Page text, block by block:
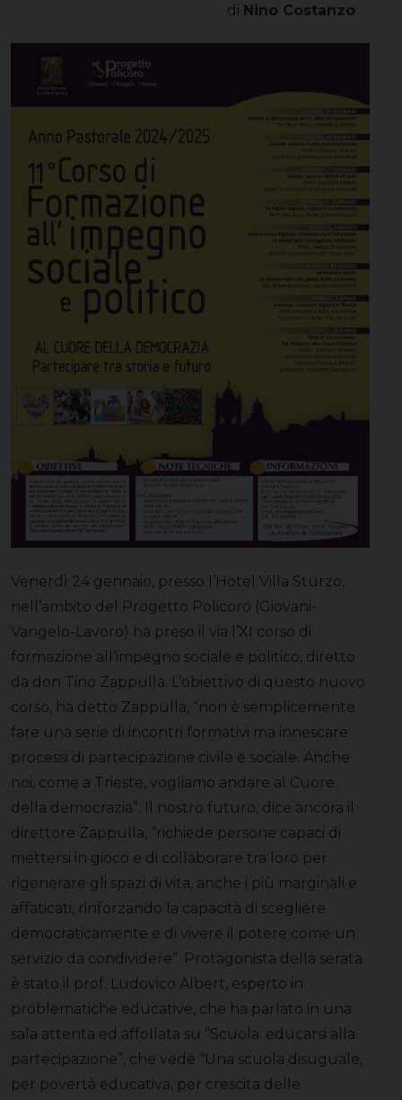
di Nino Costanzo
Venerdì 24 gennaio, presso l’Hotel Villa Sturzo,
nell’ambito del Progetto Policoro (Giovani-
Vangelo-Lavoro) ha preso il via l’XI corso di
formazione all’impegno sociale e politico, diretto
da don Tino Zappulla. L’obiettivo di questo nuovo
corso, ha detto Zappulla, “non è semplicemente
fare una serie di incontri formativi ma innescare
processi di partecipazione civile e sociale. Anche
noi, come a Trieste, vogliamo andare al Cuore
della democrazia”. Il nostro futuro, dice ancora il
direttore Zappulla, “richiede persone capaci di
mettersi in gioco e di collaborare tra loro per
rigenerare gli spazi di vita, anche i più marginali e
affaticati, rinforzando la capacità di scegliere
democraticamente e di vivere il potere come un
servizio da condividere”. Protagonista della serata
è stato il prof. Ludovico Albert, esperto in
problematiche educative, che ha parlato in una
sala attenta ed affollata su “Scuola: educarsi alla
partecipazione”, che vede “Una scuola disuguale,
per povertà educativa, per crescita delle